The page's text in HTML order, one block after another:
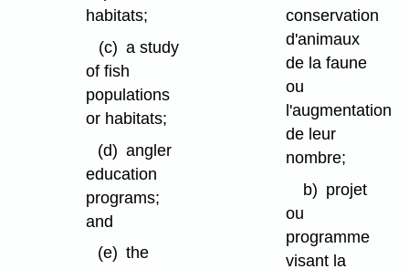
habitats;
(c) a study
of fish
populations
or habitats;
(d) angler
education
programs;
and
(e) the
conservation
d'animaux
de la faune
ou
l'augmentation
de leur
nombre;
b) projet
ou
programme
visant la